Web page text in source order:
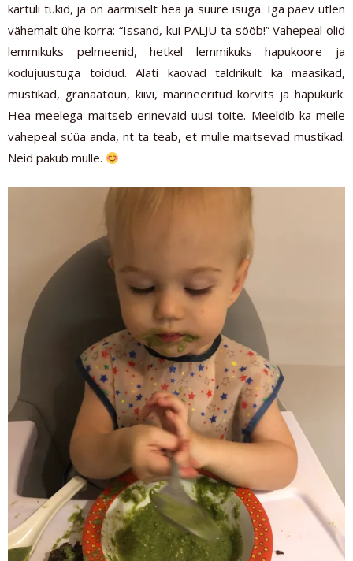
kartuli tükid, ja on äärmiselt hea ja suure isuga. Iga päev ütlen
vähemalt ühe korra: “Issand, kui PALJU ta sööb!” Vahepeal olid
lemmikuks pelmeenid, hetkel lemmikuks hapukoore ja
kodujuustuga toidud. Alati kaovad taldrikult ka maasikad,
mustikad, granaatõun, kiivi, marineeritud kõrvits ja hapukurk.
Hea meelega maitseb erinevaid uusi toite. Meeldib ka meile
vahepeal süüa anda, nt ta teab, et mulle maitsevad mustikad.
Neid pakub mulle.